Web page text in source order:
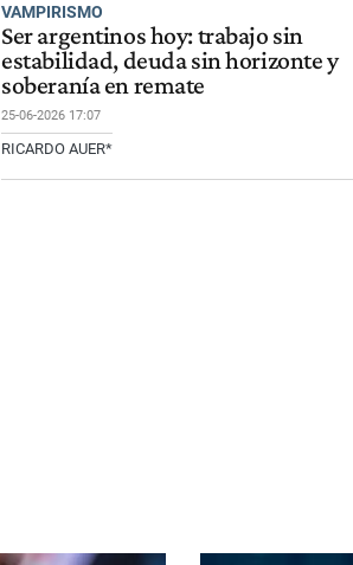
VAMPIRISMO
Ser argentinos hoy: trabajo sin
estabilidad, deuda sin horizonte y
soberanía en remate
25-06-2026 17:07
RICARDO AUER*